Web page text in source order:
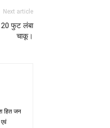
Next article
20 फुट लंबा
चाकू।
हित जन